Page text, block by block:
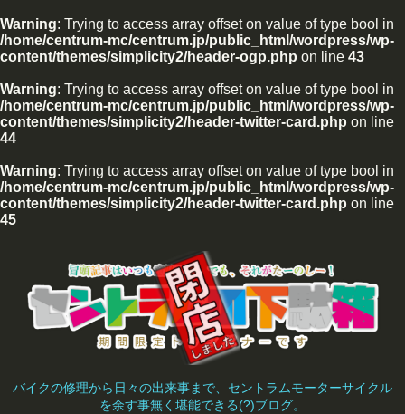
Warning: Trying to access array offset on value of type bool in
/home/centrum-mc/centrum.jp/public_html/wordpress/wp-
content/themes/simplicity2/header-ogp.php on line 43
Warning: Trying to access array offset on value of type bool in
/home/centrum-mc/centrum.jp/public_html/wordpress/wp-
content/themes/simplicity2/header-twitter-card.php on line
44
Warning: Trying to access array offset on value of type bool in
/home/centrum-mc/centrum.jp/public_html/wordpress/wp-
content/themes/simplicity2/header-twitter-card.php on line
45
バイクの修理から日々の出来事まで、セントラムモーターサイクル
を余す事無く堪能できる(?)ブログ。